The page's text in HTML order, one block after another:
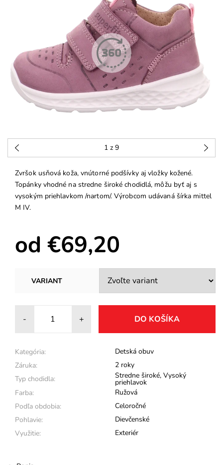
1 z 9
Zvršok usňová koža, vnútorné podšívky aj vložky kožené.
Topánky vhodné na stredne široké chodidlá, môžu byť aj s
vysokým priehlavkom /nartom/. Výrobcom udávaná šírka mittel
M IV.
od €69,20
VARIANT
- +
Kategória:
Detská obuv
Záruka:
2 roky
Typ chodidla:
Stredne široké, Vysoký
priehlavok
Farba:
Ružová
Podľa obdobia:
Celoročné
Pohlavie:
Dievčenské
Využitie:
Exteriér